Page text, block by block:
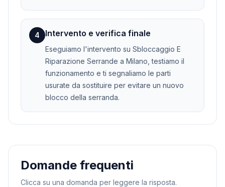
4 Intervento e verifica finale
Eseguiamo l'intervento su Sbloccaggio E
Riparazione Serrande a Milano, testiamo il
funzionamento e ti segnaliamo le parti
usurate da sostituire per evitare un nuovo
blocco della serranda.
Domande frequenti
Clicca su una domanda per leggere la risposta.